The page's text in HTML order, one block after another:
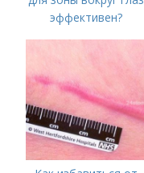
эффективен?